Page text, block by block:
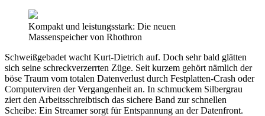
Kompakt und leistungsstark: Die neuen
Massenspeicher von Rhothron
Schweißgebadet wacht Kurt-Dietrich auf. Doch sehr bald glätten
sich seine schreckverzerrten Züge. Seit kurzem gehört nämlich der
böse Traum vom totalen Datenverlust durch Festplatten-Crash oder
Computerviren der Vergangenheit an. In schmuckem Silbergrau
ziert den Arbeitsschreibtisch das sichere Band zur schnellen
Scheibe: Ein Streamer sorgt für Entspannung an der Datenfront.